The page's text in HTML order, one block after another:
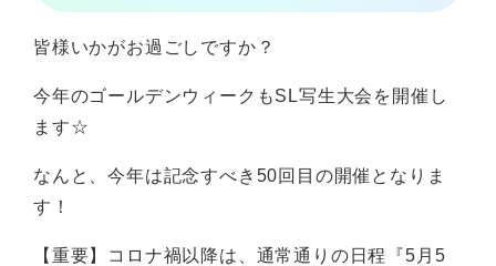
皆様いかがお過ごしですか？
今年のゴールデンウィークもSL写生大会を開催し
ます☆
なんと、今年は記念すべき50回目の開催となりま
す！
【重要】コロナ禍以降は、通常通りの日程『5月5